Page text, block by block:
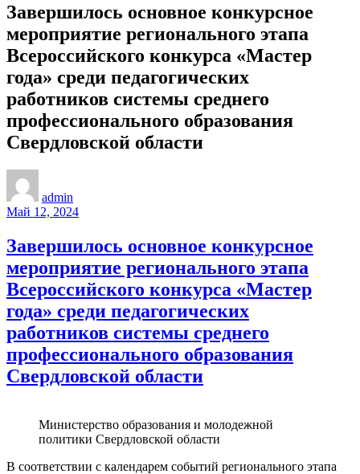
Завершилось основное конкурсное
мероприятие регионального этапа
Всероссийского конкурса «Мастер
года» среди педагогических
работников системы среднего
профессионального образования
Свердловской области
admin
Май 12, 2024
Завершилось основное конкурсное
мероприятие регионального этапа
Всероссийского конкурса «Мастер
года» среди педагогических
работников системы среднего
профессионального образования
Свердловской области
Министерство образования и молодежной
политики Свердловской области
В соответствии с календарем событий регионального этапа